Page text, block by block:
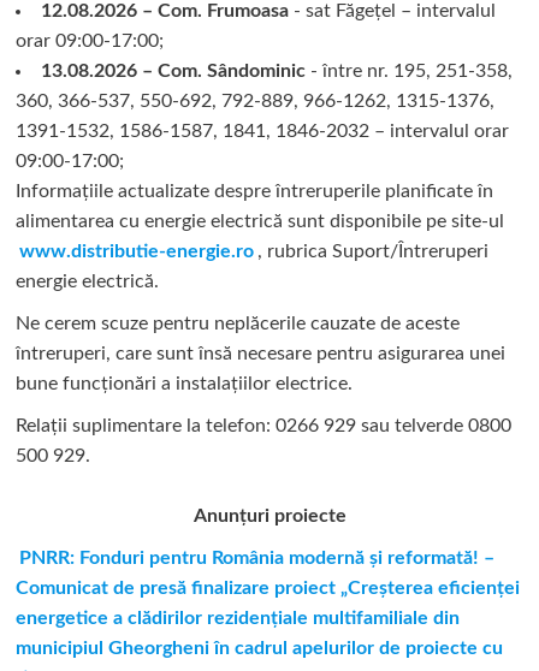
12.08.2026 – Com. Frumoasa- sat Făgețel – intervalul
orar 09:00-17:00;
13.08.2026 – Com. Sândominic- între nr. 195, 251-358,
360, 366-537, 550-692, 792-889, 966-1262, 1315-1376,
1391-1532, 1586-1587, 1841, 1846-2032 – intervalul orar
09:00-17:00;
Informațiile actualizate despre întreruperile planificate în
alimentarea cu energie electrică sunt disponibile pe site-ul
www.distributie-energie.ro , rubrica Suport/Întreruperi
energie electrică.
Ne cerem scuze pentru neplăcerile cauzate de aceste
întreruperi, care sunt însă necesare pentru asigurarea unei
bune funcționări a instalațiilor electrice.
Relații suplimentare la tel efon: 0266 929 sau telverde 0800
500 929.
Anunțuri proiecte
PNRR: Fonduri pentru România modernă şi reformată! –
Comunicat de presă finalizare proiect „Creşterea eficienţei
energetice a clădirilor rezidenţiale multifamiliale din
municipiul Gheorgheni în cadrul apelurilor de proiecte cu